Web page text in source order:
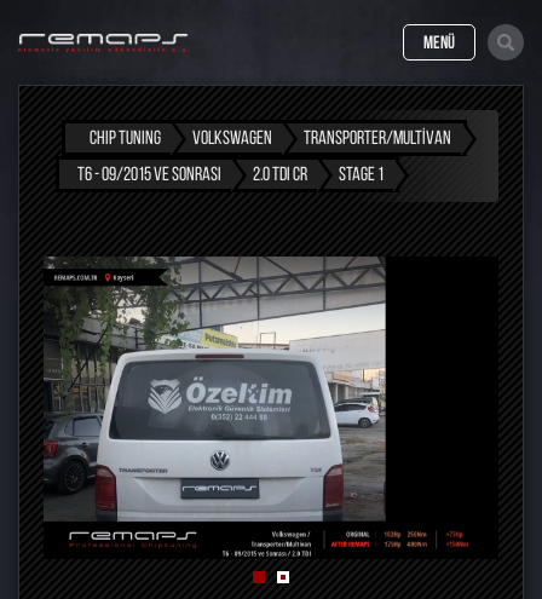
MENÜ
CHIP TUNING VOLKSWAGEN
TRANSPORTER/MULTIVAN
T6 - 09/2015 VE SONRASI
2.0 TDI CR STAGE 1